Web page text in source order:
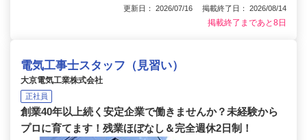
更新日： 2026/07/16 掲載終了日： 2026/08/14
掲載終了まであと8日
電気工事士スタッフ（見習い）
大京電気工業株式会社
正社員
創業40年以上続く安定企業で働きませんか？未経験から
プロに育てます！残業ほぼなし＆完全週休2日制！